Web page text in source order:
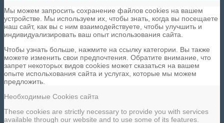
Мы можем запросить сохранение файлов cookies на вашем
устройстве. Мы используем их, чтобы знать, когда вы посещаете
наш сайт, как вы с ним взаимодействуете, чтобы улучшить и
индивидуализировать ваш опыт использования сайта.
Чтобы узнать больше, нажмите на ссылку категории. Вы также
можете изменить свои предпочтения. Обратите внимание, что
запрет некоторых видов cookies может сказаться на вашем
опыте испольхования сайта и услугах, которые мы можем
предложить.
Необходимые Cookies сайта
These cookies are strictly necessary to provide you with services
available through our website and to use some of its features.